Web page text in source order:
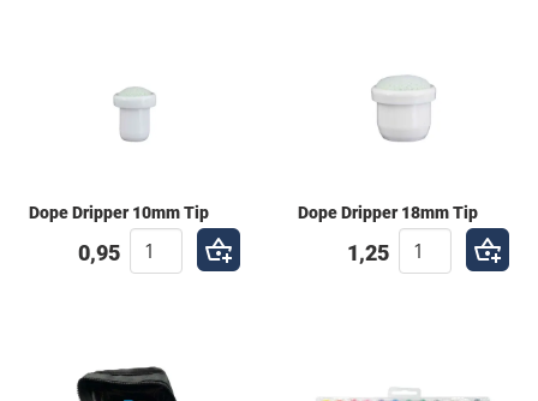
Dope Dripper 10mm Tip
0,95
Dope Dripper 18mm Tip
1,25